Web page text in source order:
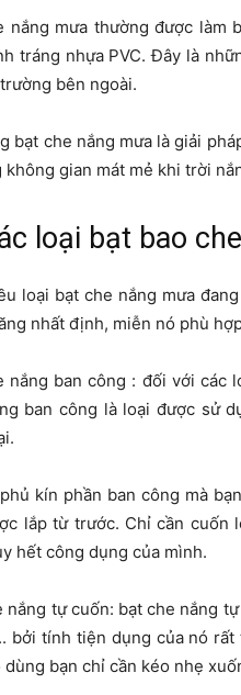
nắng mưa thường được làm
tráng nhựa PVC. Đây là
bên ngoài.
bạt che nắng mưa là giải
không gian mát mẻ khi trời
loại bạt bao
loại bạt che nắng mưa
nhất định, miễn nó phù
nắng ban công : đối với các
ban công là loại được sử
kín phần ban công mà
lắp từ trước. Chỉ cần cuốn
hết công dụng của mình.
nắng tự cuốn: bạt che nắng
bởi tính tiện dụng của nó
dùng bạn chỉ cần kéo nhẹ